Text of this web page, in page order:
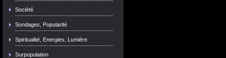
Société
Sondages, Popularité
Spiritualité, Energies, Lumière
Surpopulation